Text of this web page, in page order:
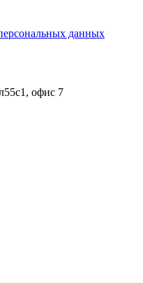
данных
офис 7